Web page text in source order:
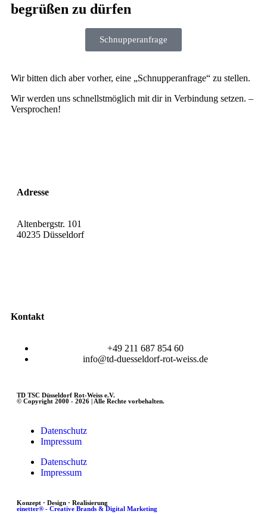
begrüßen zu dürfen
Schnupperanfrage
Wir bitten dich aber vorher, eine „Schnupperanfrage“ zu stellen.
Wir werden uns schnellstmöglich mit dir in Verbindung setzen. –
Versprochen!
Adresse
Altenbergstr. 101
40235 Düsseldorf
Kontakt
+49 211 687 854 60
info@td-duesseldorf-rot-weiss.de
TD TSC Düsseldorf Rot-Weiss e.V.
© Copyright 2000 - 2026 | Alle Rechte vorbehalten.
Datenschutz
Impressum
Datenschutz
Impressum
Konzept · Design · Realisierung
einetter® - Creative Brands & Digital Marketing